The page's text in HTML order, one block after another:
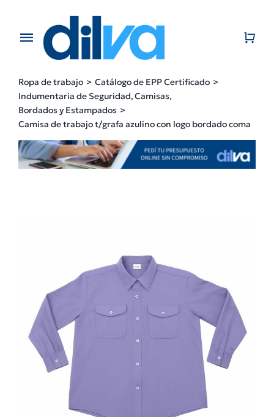
contentToggle
EMPRESA
PRODUCTOS
Ropa de trabajo
Catálogo de EPP Certificado
Indumentaria de Seguridad Camisas
Bordados y Estampados
Camisa de trabajo t/grafa azulino con logo bordado coma